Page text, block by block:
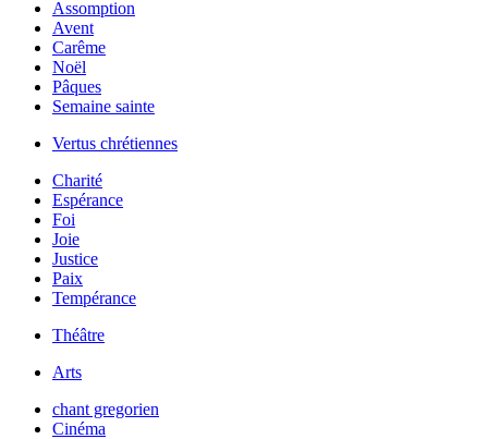
Assomption
Avent
Carême
Noël
Pâques
Semaine sainte
Vertus chrétiennes
Charité
Espérance
Foi
Joie
Justice
Paix
Tempérance
Théâtre
Arts
chant gregorien
Cinéma